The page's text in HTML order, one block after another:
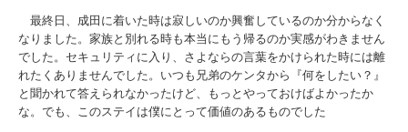
最終日、成田に着いた時は寂しいのか興奮しているのか分からなく
なりました。家族と別れる時も本当にもう帰るのか実感がわきません
でした。セキュリティに入り、さよならの言葉をかけられた時には離
れたくありませんでした。いつも兄弟のケンタから『何をしたい？』
と聞かれて答えられなかったけど、もっとやっておけばよかったか
な。でも、このステイは僕にとって価値のあるものでした